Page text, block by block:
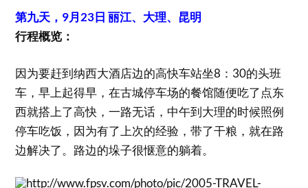
第九天，9月23日 丽江、大理、昆明
行程概览：
因为要赶到纳西大酒店边的高快车站坐8：30的头班
车，早上起得早，在古城停车场的餐馆随便吃了点东
西就搭上了高快，一路无话，中午到大理的时候照例
停车吃饭，因为有了上次的经验，带了干粮，就在路
边解决了。路边的垛子很惬意的躺着。